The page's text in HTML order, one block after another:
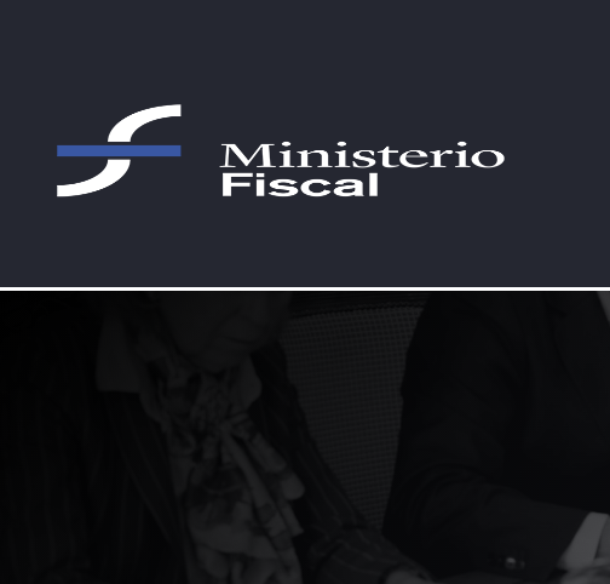
Celebradas las elecciones al